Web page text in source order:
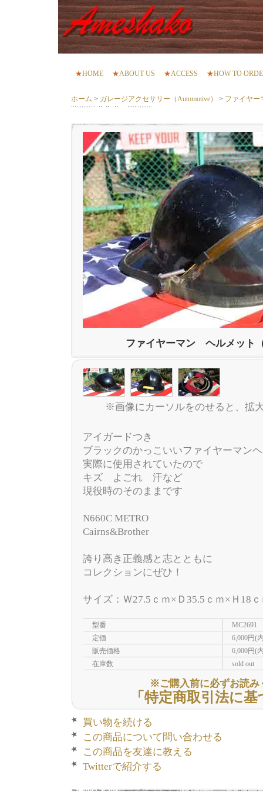
★HOME ★ABOUT US ★ACCESS ★HOW TO
ホーム > ガレージアクセサリー（Automotive） > ファイヤ
ファイヤーマン ヘルメット
※画像にカーソルをのせると、拡
アイガードつき
ブラックのかっこいいファイヤーマン
実際に使用されていたので
キズ よごれ 汗など
現役時のそのままです
N660C METRO
Cairns&Brother
誇り高き正義感と志とともに
コレクションにぜひ！
サイズ：Ｗ27.5ｃｍ×Ｄ35.5ｃｍ×Ｈ18
型番
MC2691
定価
6,000円(
販売価格
6,000円(
在庫数
sold out
※ご購入前に必ずお読み
「特定商取引法に
買い物を続ける
この商品について問い合わせる
この商品を友達に教える
Twitterで紹介する